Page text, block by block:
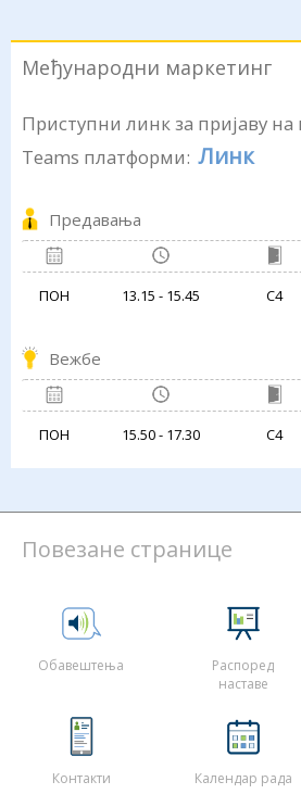
Међународни маркетинг
Приступни линк за пријаву
Teams платформи:Линк
Предавања
ПОН 13.15 - 15.45 С4
Вежбе
ПОН 15.50 - 17.30 С4
Повезане странице
Обавештења
Распоред
наставе
Контакти Календар рада